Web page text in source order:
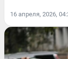
16 апреля, 2026,